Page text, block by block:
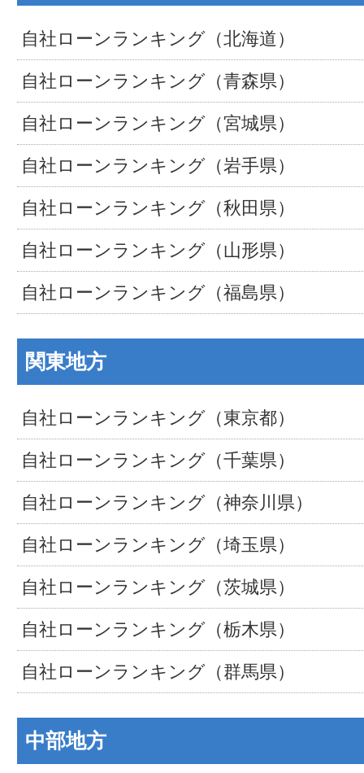
自社ローンランキング（北海道）
自社ローンランキング（青森県）
自社ローンランキング（宮城県）
自社ローンランキング（岩手県）
自社ローンランキング（秋田県）
自社ローンランキング（山形県）
自社ローンランキング（福島県）
関東地方
自社ローンランキング（東京都）
自社ローンランキング（千葉県）
自社ローンランキング（神奈川県）
自社ローンランキング（埼玉県）
自社ローンランキング（茨城県）
自社ローンランキング（栃木県）
自社ローンランキング（群馬県）
中部地方